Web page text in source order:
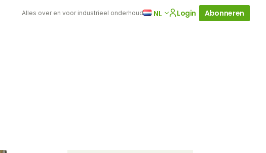
Alles over en voor industrieel onderhoud NL Login Abonneren